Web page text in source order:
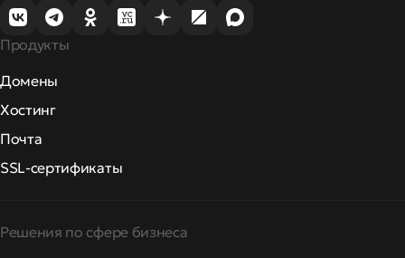
Продукты
Домены
Хостинг
Почта
SSL-сертификаты
Решения по сфере бизнеса